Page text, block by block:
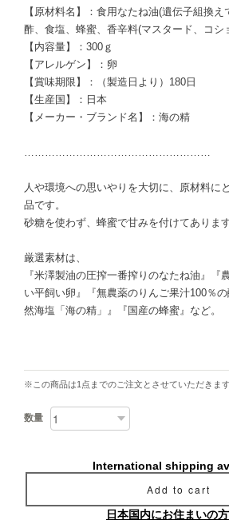
【原材料名】：食用なたね油(遺伝子組換
酢、食塩、蜂蜜、香辛料(マスタード、コシ
【内容量】：300ｇ
【アレルゲン】：卵
【賞味期限】：（製造日より）180日
【生産国】：日本
【メーカー・ブランド名】：海の精
………………………………………………
人や環境への思いやりを大切に、原材料に
品です。
砂糖を使わず、蜂蜜で甘みを付けてあります
厳選素材は、
『米澤製油の圧搾一番搾りのなたね油』『
い平飼い卵』『無農薬のりんご果汁100％
然海塩「海の精」』『国産の蜂蜜』など。
※この商品は1点までのご注文とさせていただきます
数量
International shipping
Add to cart
日本国内にお住まいの